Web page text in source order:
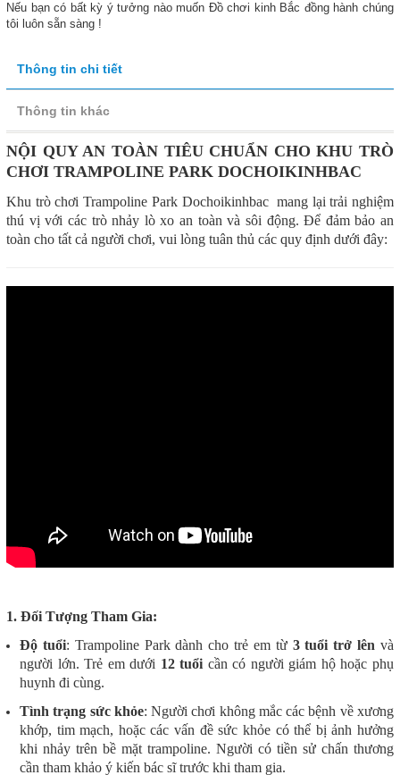
Nếu bạn có bất kỳ ý tưởng nào muốn Đồ chơi kinh Bắc đồng hành chúng
tôi luôn sẵn sàng !
Thông tin chi tiết
Thông tin khác
NỘI QUY AN TOÀN TIÊU CHUẨN CHO KHU TRÒ
CHƠI TRAMPOLINE PARK DOCHOIKINHBAC
Khu trò chơi Trampoline Park Dochoikinhbac mang lại trải nghiệm
thú vị với các trò nhảy lò xo an toàn và sôi động. Để đảm bảo an
toàn cho tất cả người chơi, vui lòng tuân thủ các quy định dưới đây:
1. Đối Tượng Tham Gia:
Độ tuổi: Trampoline Park dành cho trẻ em từ 3 tuổi trở lên và
người lớn. Trẻ em dưới 12 tuổicần có người giám hộ hoặc phụ
huynh đi cùng.
Tình trạng sức khỏe: Người chơi không mắc các bệnh về xương
khớp, tim mạch, hoặc các vấn đề sức khỏe có thể bị ảnh hưởng
khi nhảy trên bề mặt trampoline. Người có tiền sử chấn thương
cần tham khảo ý kiến bác sĩ trước khi tham gia.